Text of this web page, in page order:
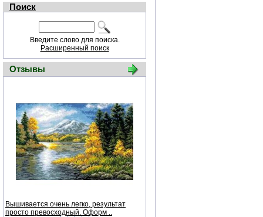
Поиск
Введите слово для поиска.
Расширенный поиск
Отзывы
Вышивается очень легко, результат
просто превосходный. Оформ ..